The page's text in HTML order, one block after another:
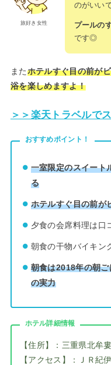
旅好き女性
のがいい
プールの
です◎
またホテルすぐ目の前が
浴を楽しめますよ！
＞＞楽天トラベルで
おすすめポイント！
一室限定のスイート
る
ホテルすぐ目の前が
夕食の会席料理は口
朝食の干物バイキン
朝食は2018年の朝
の実力
ホテル詳細情報
【住所】：三重県北牟
【アクセス】：ＪＲ紀